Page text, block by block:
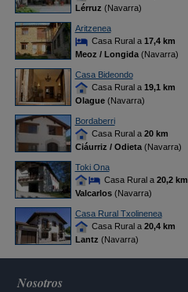
Lérruz (Navarra)
Aritzenea
Casa Rural a 17,4 km
Meoz / Longida(Navarra)
Casa Bideondo
Casa Rural a 19,1 km
Olague(Navarra)
Bordaberri
Casa Rural a 20 km
Ciáurriz / Odieta(Navarra)
Toki Ona
Casa Rural a 20,2 km
Valcarlos(Navarra)
Casa Rural Txolinenea
Casa Rural a 20,4 km
Lantz (Navarra)
Nosotros